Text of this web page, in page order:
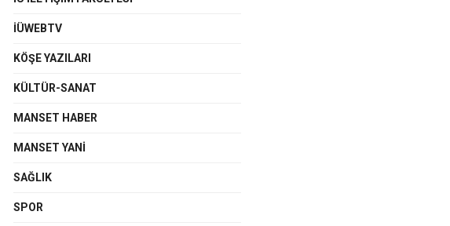
İÜWEBTV
KÖŞE YAZILARI
KÜLTÜR-SANAT
MANSET HABER
MANSET YANI
SAĞLIK
SPOR